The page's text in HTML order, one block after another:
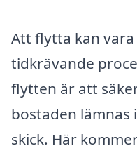
Att flytta kan
tidkrävande
flytten är att
bostaden
skick. Här